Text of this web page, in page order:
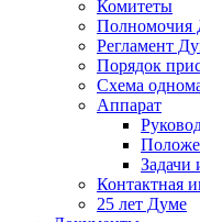
Комитеты
Полномочия
Регламент
Порядок
Схема
Аппарат
Задачи
Контактная
25 лет Думе